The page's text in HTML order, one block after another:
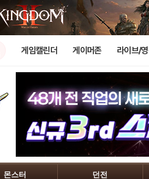
게임캘린더 게이머존 라이브/
몬스터 던전